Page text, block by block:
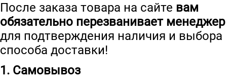
После заказа товара на сайте вам
обязательно перезванивает менеджер
для подтверждения наличия и выбора
способа доставки!
1. Самовывоз